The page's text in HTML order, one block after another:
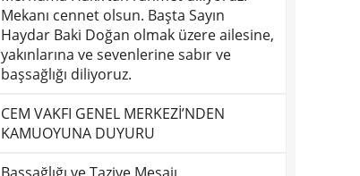
Mekanı cennet olsun. Başta Sayın
Haydar Baki Doğan olmak üzere ailesine,
yakınlarına ve sevenlerine sabır ve
başsağlığı diliyoruz.
CEM VAKFI GENEL MERKEZİ’NDEN
KAMUOYUNA DUYURU